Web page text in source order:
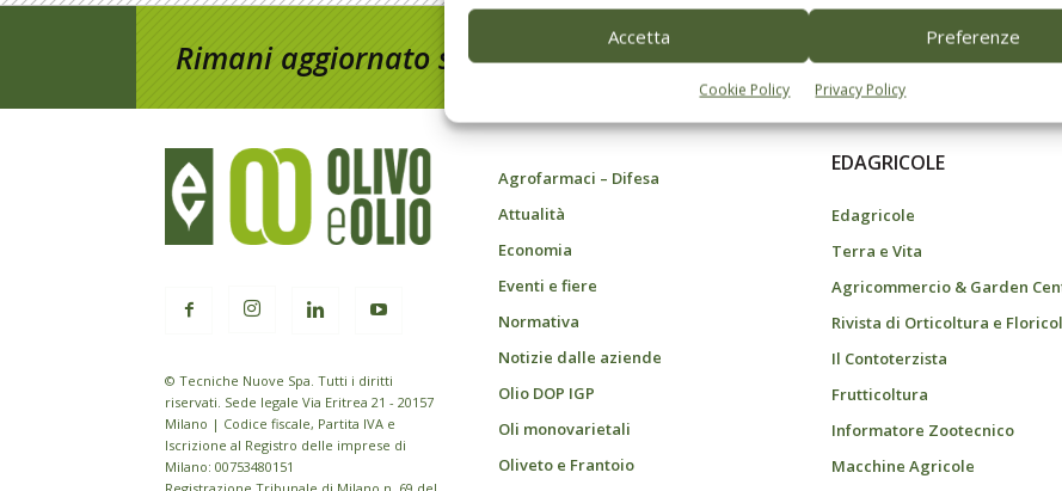
Accetta Preferenze
Cookie Policy Privacy Policy
Rimani aggiornato sul mondo dell’agricoltura
© Tecniche Nuove Spa. Tutti i diritti
riservati. Sede legale Via Eritrea 21 - 20157
Milano | Codice fiscale, Partita IVA e
Iscrizione al Registro delle imprese di
Milano: 00753480151
Agrofarmaci – Difesa
Attualità
Economia
Eventi e fiere
Normativa
Notizie dalle aziende
Olio DOP IGP
Oli monovarietali
Oliveto e Frantoio
EDAGRICOLE
Edagricole
Terra e Vita
Agricommercio & Garden
Rivista di Orticoltura e
Il Contoterzista
Frutticoltura
Informatore Zootecnico
Macchine Agricole